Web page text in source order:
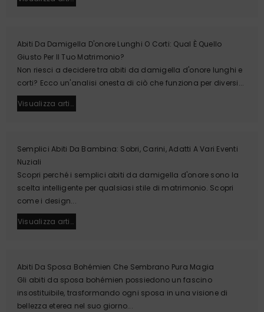
Abiti Da Damigella D'onore Lunghi O Corti: Qual È Quello
Giusto Per Il Tuo Matrimonio?
Non riesci a decidere tra abiti da damigella d'onore lunghi e
corti? Ecco un'analisi onesta di ciò che funziona per diversi...
Visualizza article
Semplici Abiti Da Bambina: Sobri, Carini, Adatti A Vari Eventi
Nuziali
Scopri perché i semplici abiti da damigella d'onore sono la
scelta intelligente per qualsiasi stile di matrimonio. Scopri
come i design...
Visualizza article
Abiti Da Sposa Bohémien Che Sembrano Pura Magia
Gli abiti da sposa bohémien possiedono un fascino
insostituibile, trasformando ogni sposa in una visione di
bellezza eterea nel suo giorno...